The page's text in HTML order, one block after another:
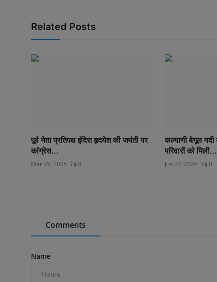
Related Posts
पूर्व नेता प्रतिपक्ष इंदिरा हृदयेश की जयंती पर
कांग्रेस...
Mar 25, 2025 0
कल्याणी बेगूल
परिवारों को मिली...
Jun 24, 2025 0
Comments
Name